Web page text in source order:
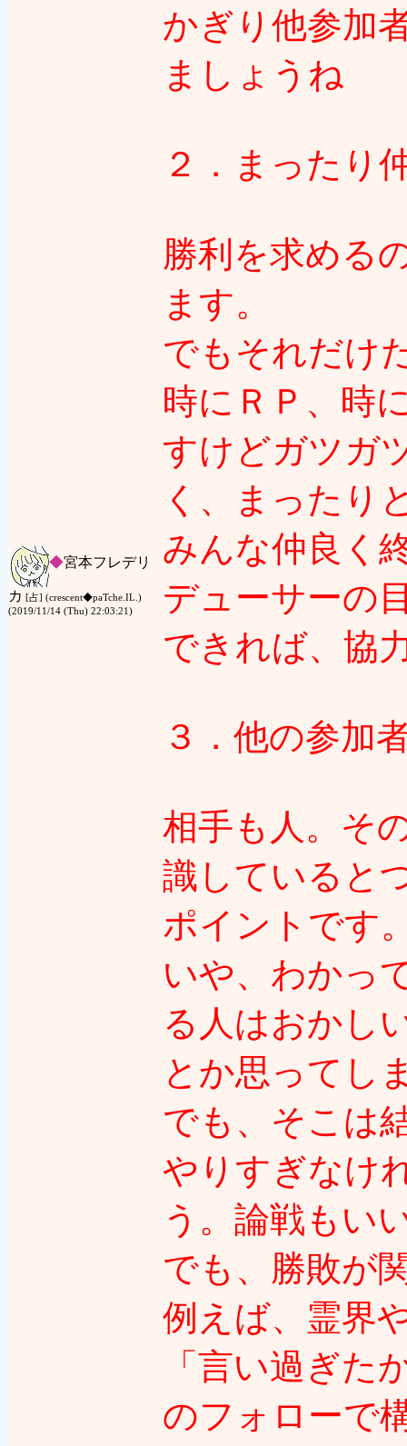
◆宮本フレデリ
カ [占] (crescent◆paTche.IL.)
(2019/11/14 (Thu) 22:03:21)
かぎり他参加
ましょうね
２．まったり
勝利を求める
ます。
でもそれだけ
時にＲＰ、時
すけどガツガ
く、まったり
みんな仲良く
デューサーの
できれば、協
３．他の参加
相手も人。そ
識していると
ポイントです
いや、わかっ
る人はおかし
とか思ってし
でも、そこは
やりすぎなけ
う。論戦もい
でも、勝敗が
例えば、霊界
「言い過ぎた
のフォローで